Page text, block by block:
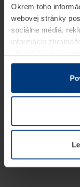
Okrem toho
webovej stránky
sociálne médiá,
informácie
v rámci Vášho
Z právneho
prevádzku tejto
potrebujeme Vaše
kedykoľvek zmeniť
našej webovej